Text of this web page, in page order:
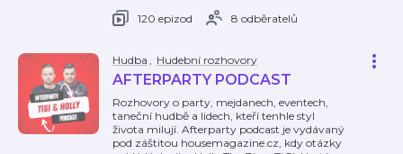
120 epizod
8 odběratelů
Hudba , Hudební rozhovory
AFTERPARTY PODCAST
Rozhovory o party, mejdanech, eventech,
taneční hudbě a lidech, kteří tenhle styl
života milují. Afterparty podcast je vydávaný
pod záštitou housemagazine.cz, kdy otázky